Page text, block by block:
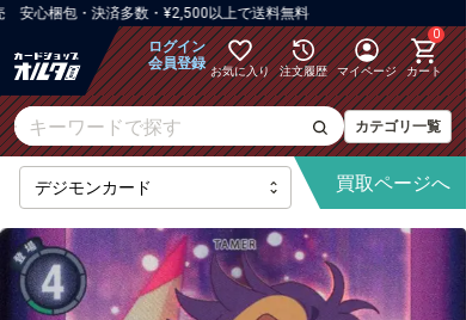
梱包・決済多数・¥2,500以上で送料無料
ログイン
会員登録 お気に入り 注文履歴 マイページ
0
カート
カテゴリ一覧
買取ページへ